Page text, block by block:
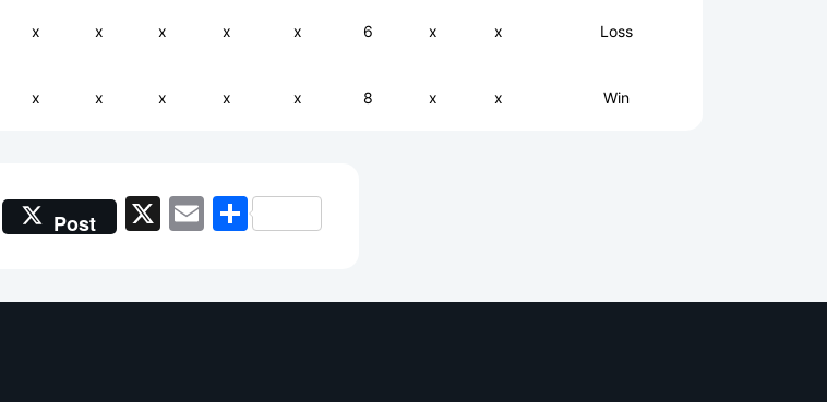
x x x x x 6 x x Loss
x x x x x 8 x x Win
Post X EmailShare